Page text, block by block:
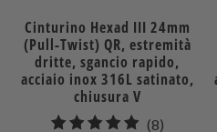
Cinturino Hexad III 24mm
(Pull-Twist) QR, estremità
dritte, sgancio rapido,
acciaio inox 316L satinato,
chiusura V
(8)8